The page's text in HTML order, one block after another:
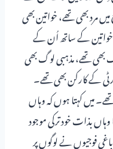
مرد بھی تھے، خواتین بھی
کے ساتھ اُن کے
تھے، مذہبی لوگ بھی
کے کارکن بھی تھے۔
میں کہتا ہوں کہ وہاں
وہاں بذات خود ترکی موجود
فوجیوں نے لوگوں پر